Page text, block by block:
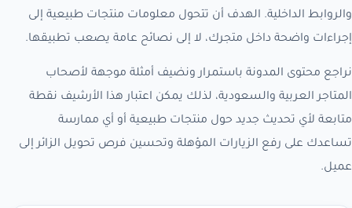
والروابط الداخلية. الهدف أن تتحول معلومات منتجات طبيعية إلى
إجراءات واضحة داخل متجرك، لا إلى نصائح عامة يصعب تطبيقها.
نراجع محتوى المدونة باستمرار ونضيف أمثلة موجهة لأصحاب
المتاجر العربية والسعودية، لذلك يمكن اعتبار هذا الأرشيف نقطة
متابعة لأي تحديث جديد حول منتجات طبيعية أو أي ممارسة
تساعدك على رفع الزيارات المؤهلة وتحسين فرص تحويل الزائر إلى
عميل.